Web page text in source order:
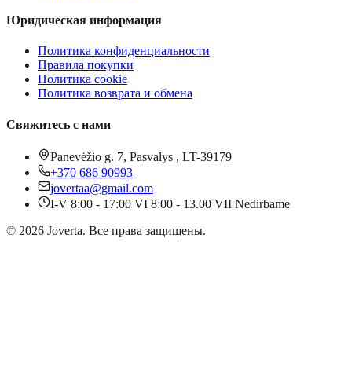
Юридическая информация
Политика конфиденциальности
Правила покупки
Политика cookie
Политика возврата и обмена
Свяжитесь с нами
Panevėžio g. 7, Pasvalys , LT-39179
+370 686 90993
jovertaa@gmail.com
I-V 8:00 - 17:00 VI 8:00 - 13.00 VII Nedirbame
© 2026 Joverta. Все права защищены.